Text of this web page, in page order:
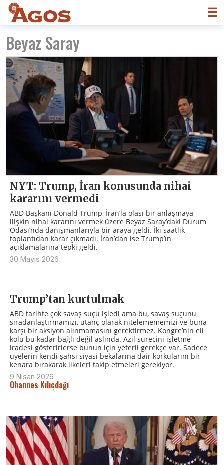
☰
Beyaz Saray
NYT: Trump, İran konusunda nihai
kararını vermedi
ABD Başkanı Donald Trump, İran’la olası bir anlaşmaya
ilişkin nihai kararını vermek üzere Beyaz Saray’daki Durum
Odası’nda danışmanlarıyla bir araya geldi. İki saatlik
toplantıdan karar çıkmadı. İran’dan ise Trump’ın
açıklamalarına tepki geldi.
30 Mayıs 2026
Trump’tan kurtulmak
ABD tarihte çok savaş suçu işledi ama bu, savaş suçunu
sıradanlaştırmamızı, utanç olarak nitelemememizi ve buna
karşı bir aksiyon alınmamasını gerektirmez. Kongre’nin eli
kolu bu kadar bağlı değil aslında. Azil sürecini işletme
iradesi gösterirlerse bunun için yeterli gerekçe var. Sadece
üyelerin kendi şahsi siyasi bekalarına dair korkularını bir
kenara bırakarak ilkeleri takip etmeleri gerekiyor.
9 Nisan 2026
Ohannes Kılıçdağı